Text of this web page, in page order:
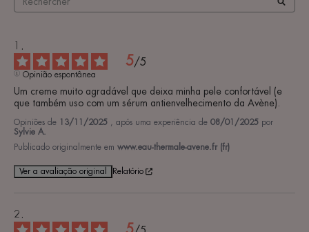
5/5
Opinião espontânea
Um creme muito agradável que deixa minha pele confortável (e
que também uso com um sérum antienvelhecimento da Avène).
Opiniões de 13/11/2025 , após uma experiência de 08/01/2025 por
Sylvie A.
Publicado originalmente em www.eau-thermale-avene.fr (fr)
Ver a avaliação original Relatório